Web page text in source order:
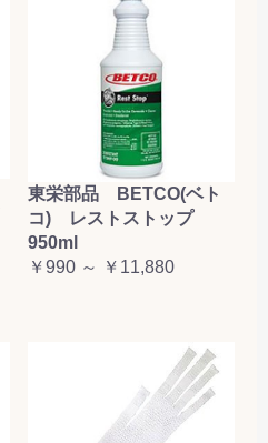
東栄部品 BETCO(ベト
コ) レストストップ
950ml
￥990 ～ ￥11,880